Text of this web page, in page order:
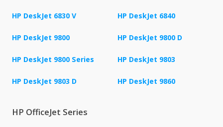
HP DeskJet 6830 V HP DeskJet 6840
HP DeskJet 9800 HP DeskJet 9800 D
HP DeskJet 9800 Series HP DeskJet 9803
HP DeskJet 9803 D HP DeskJet 9860
HP OfficeJet Series